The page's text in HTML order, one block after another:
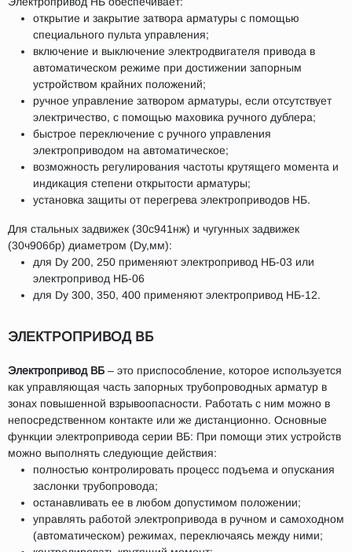
открытие и закрытие затвора арматуры с помощью
специального пульта управления;
включение и выключение электродвигателя привода в
автоматическом режиме при достижении запорным
устройством крайних положений;
ручное управление затвором арматуры, если отсутствует
электричество, с помощью маховика ручного дублера;
быстрое переключение с ручного управления
электроприводом на автоматическое;
возможность регулирования частоты крутящего момента и
индикация степени открытости арматуры;
установка защиты от перегрева электроприводов НБ.
Для стальных задвижек (30c941нж) и чугунных задвижек
(30ч906бр) диаметром (Dy,мм):
для Dy 200, 250 применяют электропривод НБ-03 или
электропривод НБ-06
для Dy 300, 350, 400 применяют электропривод НБ-12.
ЭЛЕКТРОПРИВОД ВБ
Электропривод ВБ – это приспособление, которое используется
как управляющая часть запорных трубопроводных арматур в
зонах повышенной взрывоопасности. Работать с ним можно в
непосредственном контакте или же дистанционно. Основные
функции электропривода серии ВБ: При помощи этих устройств
можно выполнять следующие действия:
полностью контролировать процесс подъема и опускания
заслонки трубопровода;
останавливать ее в любом допустимом положении;
управлять работой электропривода в ручном и самоходном
(автоматическом) режимах, переключаясь между ними;